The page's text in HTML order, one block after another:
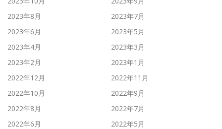
2023年8月
2023年7月
2023年6月
2023年5月
2023年4月
2023年3月
2023年2月
2023年1月
2022年12月
2022年11月
2022年10月
2022年9月
2022年8月
2022年7月
2022年6月
2022年5月